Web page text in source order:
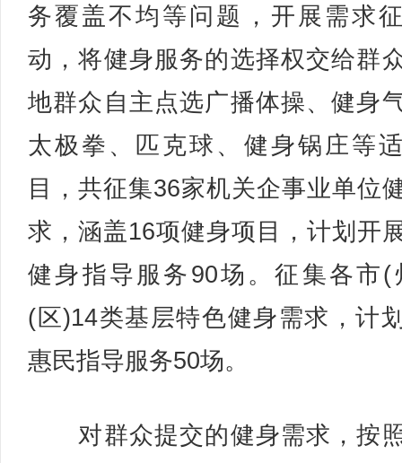
务覆盖不均等问题，开展需求
动，将健身服务的选择权交给群
地群众自主点选广播体操、健身
太极拳、匹克球、健身锅庄等
目，共征集36家机关企事业单位
求，涵盖16项健身项目，计划开
健身指导服务90场。征集各市(
(区)14类基层特色健身需求，计
惠民指导服务50场。
对群众提交的健身需求，按